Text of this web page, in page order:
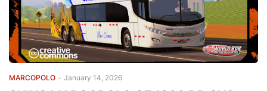
MARCOPOLO - January 14, 2026